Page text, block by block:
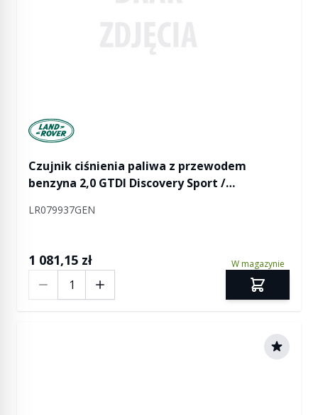
Manufactured by Land rover
Czujnik ciśnienia paliwa z przewodem
benzyna 2,0 GTDI Discovery Sport /
LR079937GEN
1 081,15 zł W magazynie